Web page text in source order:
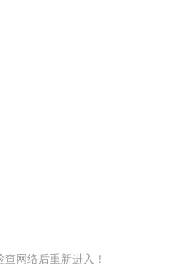
网络后重新进入！